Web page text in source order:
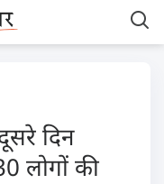
दिन
लोगों की